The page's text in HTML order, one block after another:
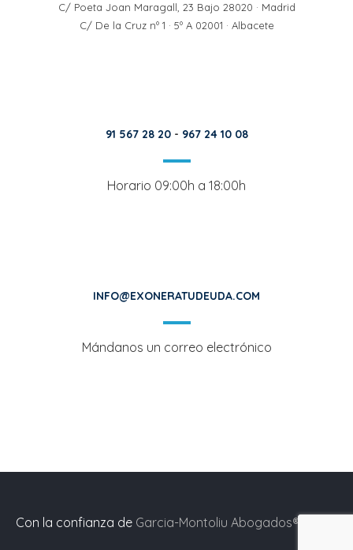
C/ Poeta Joan Maragall, 23 Bajo 28020 · Madrid
C/ De la Cruz nº 1 · 5º A 02001 · Albacete
91 567 28 20- 967 24 10 08
Horario 09:00h a 18:00h
INFO@EXONERATUDEUDA.COM
Mándanos un correo electrónico
Con la confianza de Garcia-Montoliu Abogados®